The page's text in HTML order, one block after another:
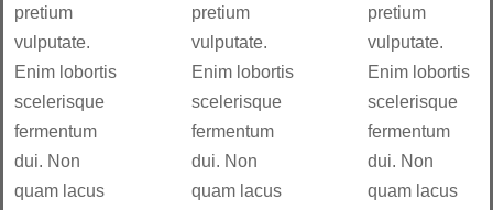
pretium
vulputate.
Enim lobortis
scelerisque
fermentum
dui. Non
quam lacus
pretium
vulputate.
Enim lobortis
scelerisque
fermentum
dui. Non
quam lacus
pretium
vulputate.
Enim lobortis
scelerisque
fermentum
dui. Non
quam lacus